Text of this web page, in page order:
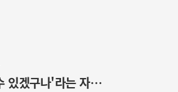
'나도 할 수 있겠구나'라는 자신감이 생겼어요